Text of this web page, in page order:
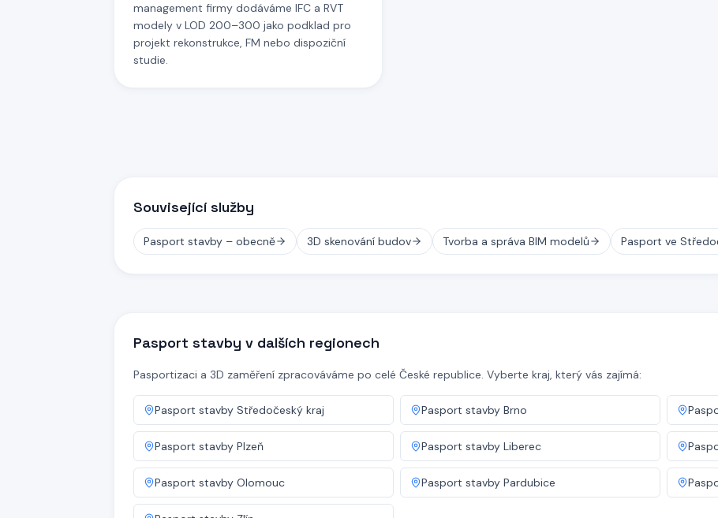
management firmy dodáváme IFC a RVT
modely v LOD 200–300 jako podklad pro
projekt rekonstrukce, FM nebo dispoziční
studie.
Související služby
Pasport stavby – obecně 3D skenování budov Tvorba a správa BIM modelů Pasport ve
Pasport stavby v dalších regionech
Pasportizaci a 3D zaměření zpracováváme po celé České republice. Vyberte kraj, který vás zajímá:
Pasport stavby Středočeský kraj Pasport stavby Brno
Pasport stavby Plzeň Pasport stavby Liberec
Pasport stavby Olomouc Pasport stavby Pardubice